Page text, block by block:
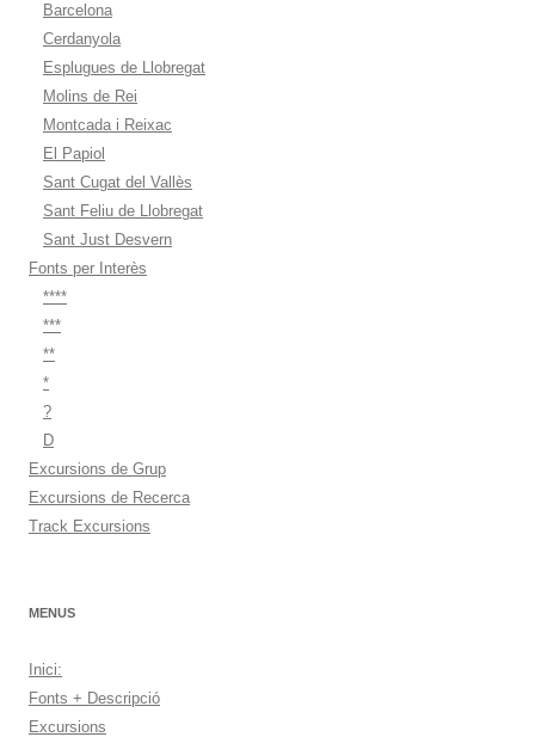
Barcelona
Cerdanyola
Esplugues de Llobregat
Molins de Rei
Montcada i Reixac
El Papiol
Sant Cugat del Vallès
Sant Feliu de Llobregat
Sant Just Desvern
Fonts per Interès
****
***
**
*
?
D
Excursions de Grup
Excursions de Recerca
Track Excursions
MENUS
Inici:
Fonts + Descripció
Excursions